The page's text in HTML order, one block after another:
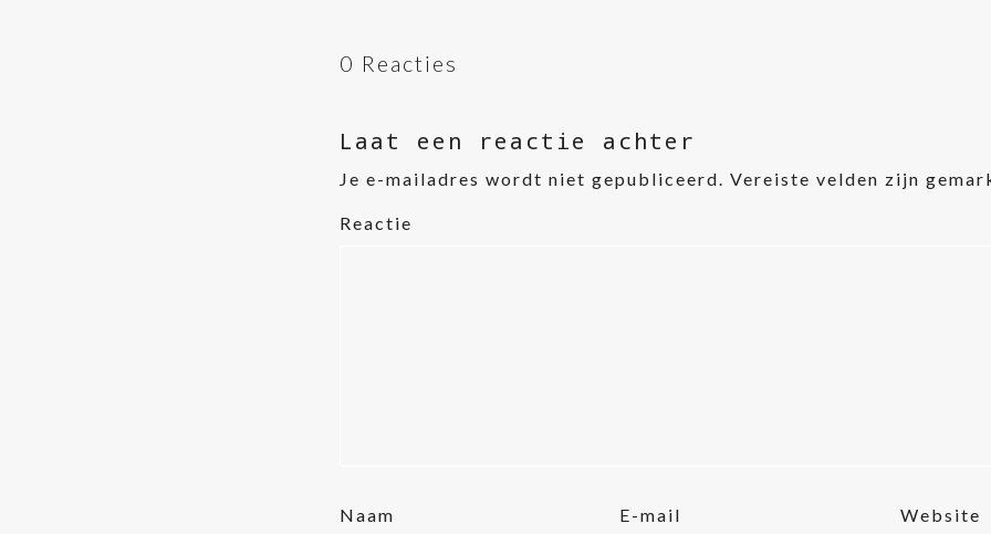
0 Reacties
Laat een reactie achter
Je e-mailadres wordt niet gepubliceerd. Vereiste velden zijn
Reactie
Naam E-mail Website